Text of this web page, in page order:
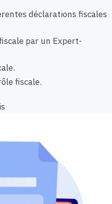
déclarations fiscales
par un Expert-
fiscale.